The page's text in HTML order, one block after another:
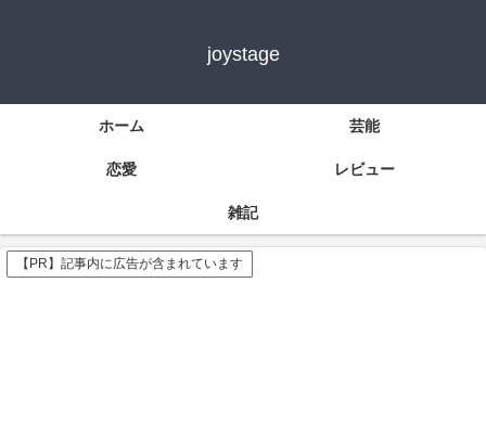
joystage
ホーム 芸能
恋愛 レビュー
雑記
【PR】記事内に広告が含まれています